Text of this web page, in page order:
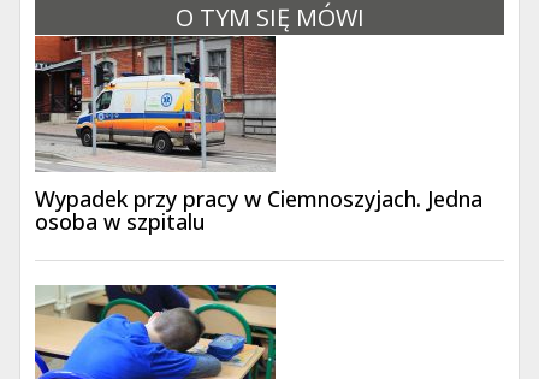
O TYM SIĘ MÓWI
Wypadek przy pracy w Ciemnoszyjach. Jedna
osoba w szpitalu